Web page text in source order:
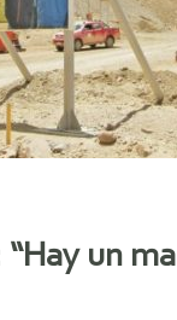
“Hay un